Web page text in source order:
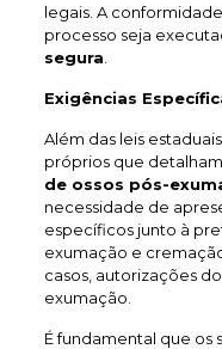
legais. A
processo seja
segura
Exigências
Além das leis
próprios que
de ossos pós-
necessidade de
específicos junto à
exumação e
casos, autorizações
exumação.
É fundamental que os